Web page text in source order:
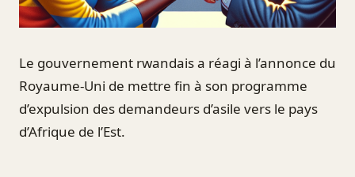
Le gouvernement rwandais a réagi à l’annonce du
Royaume-Uni de mettre fin à son programme
d’expulsion des demandeurs d’asile vers le pays
d’Afrique de l’Est.